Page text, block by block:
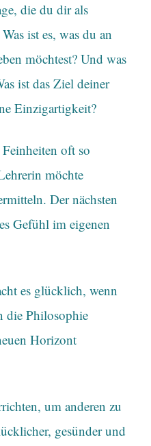
die du dir als
ist es, was du an
möchtest? Und was
ist das Ziel deiner
Einzigartigkeit?
oft so
möchte
Der nächsten
Gefühl im eigenen
es glücklich, wenn
die Philosophie
Horizont
um anderen zu
gesünder und